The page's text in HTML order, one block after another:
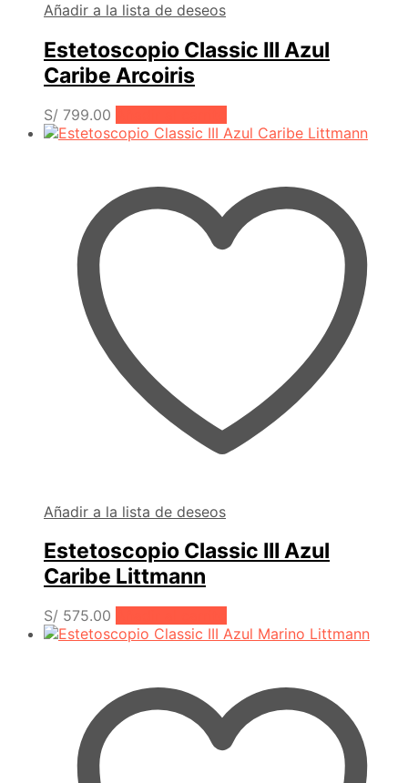
Añadir a la lista de deseos
Estetoscopio Classic III Azul
Caribe Arcoiris
S/ 799.00
Añadir a la lista de deseos
Estetoscopio Classic III Azul
Caribe Littmann
S/ 575.00